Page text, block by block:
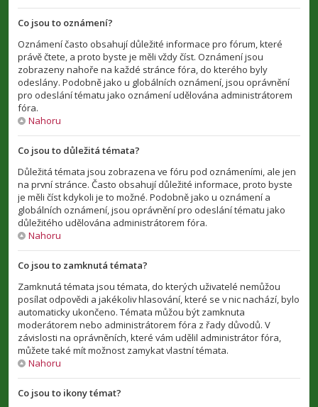
Co jsou to oznámení?
Oznámení často obsahují důležité informace pro fórum, které
právě čtete, a proto byste je měli vždy číst. Oznámení jsou
zobrazeny nahoře na každé stránce fóra, do kterého byly
odeslány. Podobně jako u globálních oznámení, jsou oprávnění
pro odeslání tématu jako oznámení udělována administrátorem
fóra.
Nahoru
Co jsou to důležitá témata?
Důležitá témata jsou zobrazena ve fóru pod oznámeními, ale jen
na první stránce. Často obsahují důležité informace, proto byste
je měli číst kdykoli je to možné. Podobně jako u oznámení a
globálních oznámení, jsou oprávnění pro odeslání tématu jako
důležitého udělována administrátorem fóra.
Nahoru
Co jsou to zamknutá témata?
Zamknutá témata jsou témata, do kterých uživatelé nemůžou
posílat odpovědi a jakékoliv hlasování, které se v nic nachází, bylo
automaticky ukončeno. Témata můžou být zamknuta
moderátorem nebo administrátorem fóra z řady důvodů. V
závislosti na oprávněních, které vám udělil administrátor fóra,
můžete také mít možnost zamykat vlastní témata.
Nahoru
Co jsou to ikony témat?